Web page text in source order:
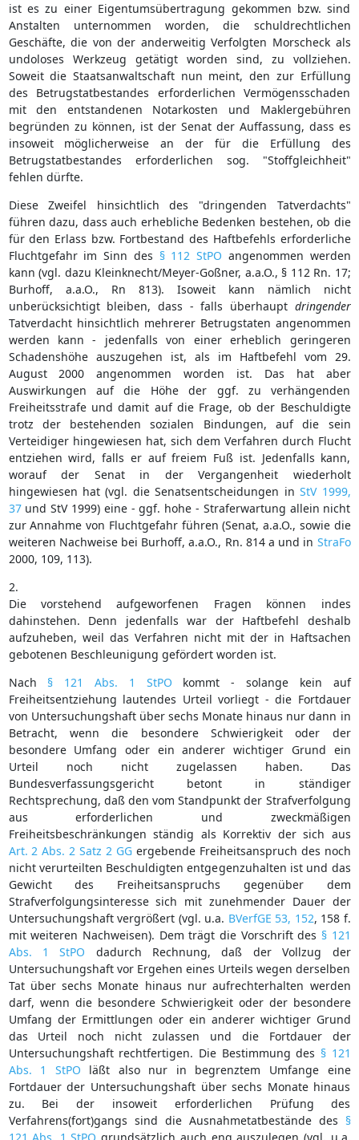
ist es zu einer Eigentumsübertragung gekommen bzw. sind
Anstalten unternommen worden, die schuldrechtlichen
Geschäfte, die von der anderweitig Verfolgten Morscheck als
undoloses Werkzeug getätigt worden sind, zu vollziehen.
Soweit die Staatsanwaltschaft nun meint, den zur Erfüllung
des Betrugstatbestandes erforderlichen Vermögensschaden
mit den entstandenen Notarkosten und Maklergebühren
begründen zu können, ist der Senat der Auffassung, dass es
insoweit möglicherweise an der für die Erfüllung des
Betrugstatbestandes erforderlichen sog. "Stoffgleichheit"
fehlen dürfte.
Diese Zweifel hinsichtlich des "dringenden Tatverdachts"
führen dazu, dass auch erhebliche Bedenken bestehen, ob die
für den Erlass bzw. Fortbestand des Haftbefehls erforderliche
Fluchtgefahr im Sinn des § 112 StPO angenommen werden
kann (vgl. dazu Kleinknecht/Meyer-Goßner, a.a.O., § 112 Rn. 17;
Burhoff, a.a.O., Rn 813). Isoweit kann nämlich nicht
unberücksichtigt bleiben, dass - falls überhaupt dringender
Tatverdacht hinsichtlich mehrerer Betrugstaten angenommen
werden kann - jedenfalls von einer erheblich geringeren
Schadenshöhe auszugehen ist, als im Haftbefehl vom 29.
August 2000 angenommen worden ist. Das hat aber
Auswirkungen auf die Höhe der ggf. zu verhängenden
Freiheitsstrafe und damit auf die Frage, ob der Beschuldigte
trotz der bestehenden sozialen Bindungen, auf die sein
Verteidiger hingewiesen hat, sich dem Verfahren durch Flucht
entziehen wird, falls er auf freiem Fuß ist. Jedenfalls kann,
worauf der Senat in der Vergangenheit wiederholt
hingewiesen hat (vgl. die Senatsentscheidungen inStV 1999,
37und StV 1999) eine - ggf. hohe - Straferwartung allein nicht
zur Annahme von Fluchtgefahr führen (Senat, a.a.O., sowie die
weiteren Nachweise bei Burhoff, a.a.O., Rn. 814 a und in StraFo
2000, 109, 113).
2.
Die vorstehend aufgeworfenen Fragen können indes
dahinstehen. Denn jedenfalls war der Haftbefehl deshalb
aufzuheben, weil das Verfahren nicht mit der in Haftsachen
gebotenen Beschleunigung gefördert worden ist.
Nach § 121 Abs. 1 StPO kommt - solange kein auf
Freiheitsentziehung lautendes Urteil vorliegt - die Fortdauer
von Untersuchungshaft über sechs Monate hinaus nur dann in
Betracht, wenn die besondere Schwierigkeit oder der
besondere Umfang oder ein anderer wichtiger Grund ein
Urteil noch nicht zugelassen haben. Das
Bundesverfassungsgericht betont in ständiger
Rechtsprechung, daß den vom Standpunkt der Strafverfolgung
aus erforderlichen und zweckmäßigen
Freiheitsbeschränkungen ständig als Korrektiv der sich aus
Art. 2 Abs. 2 Satz 2 GGergebende Freiheitsanspruch des noch
nicht verurteilten Beschuldigten entgegenzuhalten ist und das
Gewicht des Freiheitsanspruchs gegenüber dem
Strafverfolgungsinteresse sich mit zunehmender Dauer der
Untersuchungshaft vergrößert (vgl. u.a. BVerfGE 53, 152, 158 f.
mit weiteren Nachweisen). Dem trägt die Vorschrift des § 121
Abs. 1 StPO dadurch Rechnung, daß der Vollzug der
Untersuchungshaft vor Ergehen eines Urteils wegen derselben
Tat über sechs Monate hinaus nur aufrechterhalten werden
darf, wenn die besondere Schwierigkeit oder der besondere
Umfang der Ermittlungen oder ein anderer wichtiger Grund
das Urteil noch nicht zulassen und die Fortdauer der
Untersuchungshaft rechtfertigen. Die Bestimmung des § 121
Abs. 1 StPO läßt also nur in begrenztem Umfange eine
Fortdauer der Untersuchungshaft über sechs Monate hinaus
zu. Bei der insoweit erforderlichen Prüfung des
Verfahrens(fort)gangs sind die Ausnahmetatbestände des §
121 Abs. 1 StPO grundsätzlich auch eng auszulegen (vgl. u.a.